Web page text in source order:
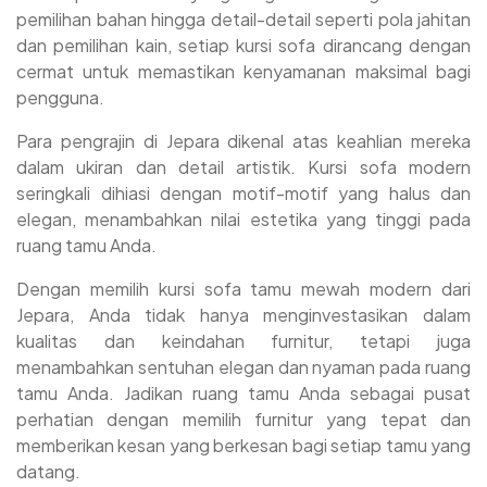
pemilihan bahan hingga detail-detail seperti pola jahitan
dan pemilihan kain, setiap kursi sofa dirancang dengan
cermat untuk memastikan kenyamanan maksimal bagi
pengguna.
Para pengrajin di Jepara dikenal atas keahlian mereka
dalam ukiran dan detail artistik. Kursi sofa modern
seringkali dihiasi dengan motif-motif yang halus dan
elegan, menambahkan nilai estetika yang tinggi pada
ruang tamu Anda.
Dengan memilih kursi sofa tamu mewah modern dari
Jepara, Anda tidak hanya menginvestasikan dalam
kualitas dan keindahan furnitur, tetapi juga
menambahkan sentuhan elegan dan nyaman pada ruang
tamu Anda. Jadikan ruang tamu Anda sebagai pusat
perhatian dengan memilih furnitur yang tepat dan
memberikan kesan yang berkesan bagi setiap tamu yang
datang.